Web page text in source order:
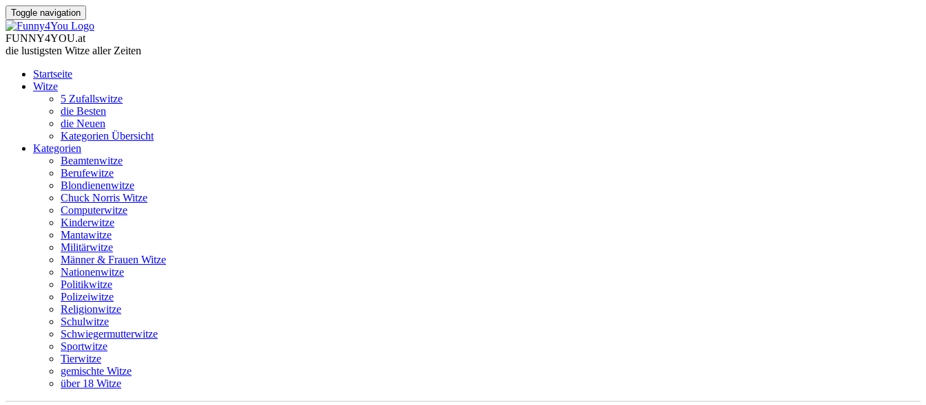
Toggle navigation
FUNNY4YOU.at
die lustigsten Witze aller Zeiten
Startseite
Witze
5 Zufallswitze
die Besten
die Neuen
Kategorien Übersicht
Kategorien
Beamtenwitze
Berufewitze
Blondienenwitze
Chuck Norris Witze
Computerwitze
Kinderwitze
Mantawitze
Militärwitze
Männer & Frauen Witze
Nationenwitze
Politikwitze
Polizeiwitze
Religionwitze
Schulwitze
Schwiegermutterwitze
Sportwitze
Tierwitze
gemischte Witze
über 18 Witze